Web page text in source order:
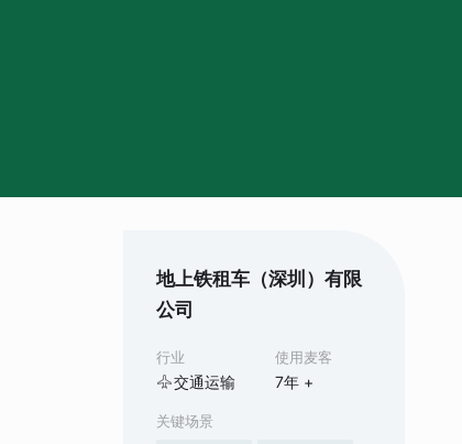
地上铁租车（深圳）有限
公司
行业
交通运输
使用麦客
7年 +
关键场景